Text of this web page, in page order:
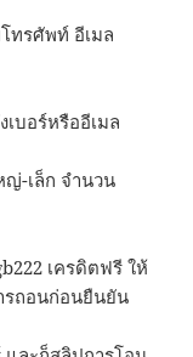
ทรศัพท์ อีเมล
บอร์หรืออีเมล
-เล็ก จำนวน
เครดิตฟรี ให้
รถอนก่อนยืนยัน